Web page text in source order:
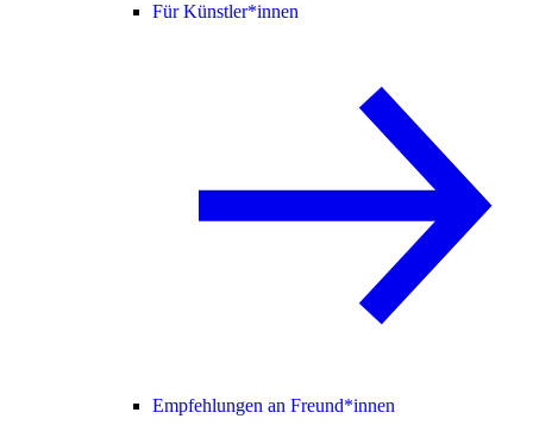
Für Künstler*innen
Empfehlungen an Freund*innen